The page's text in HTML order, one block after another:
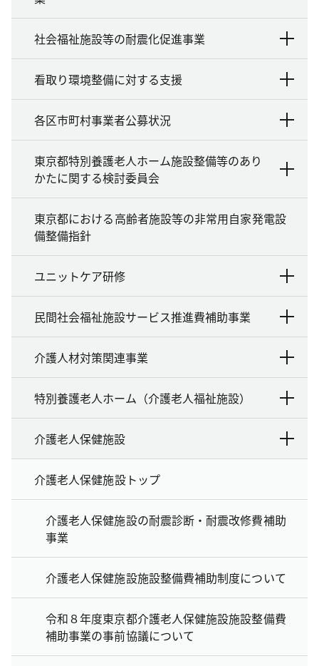
社会福祉施設等の耐震化促進事業
看取り環境整備に対する支援
各区市町村事業者公募状況
東京都特別養護老人ホーム施設整備等のあり
かたに関する検討委員会
東京都における高齢者施設等の非常用自家発電設
備整備指針
ユニットケア研修
民間社会福祉施設サービス推進費補助事業
介護人材対策関連事業
特別養護老人ホーム（介護老人福祉施設）
介護老人保健施設
介護老人保健施設トップ
介護老人保健施設の耐震診断・耐震改修費補助
事業
介護老人保健施設施設整備費補助制度について
令和８年度東京都介護老人保健施設施設整備費
補助事業の事前協議について